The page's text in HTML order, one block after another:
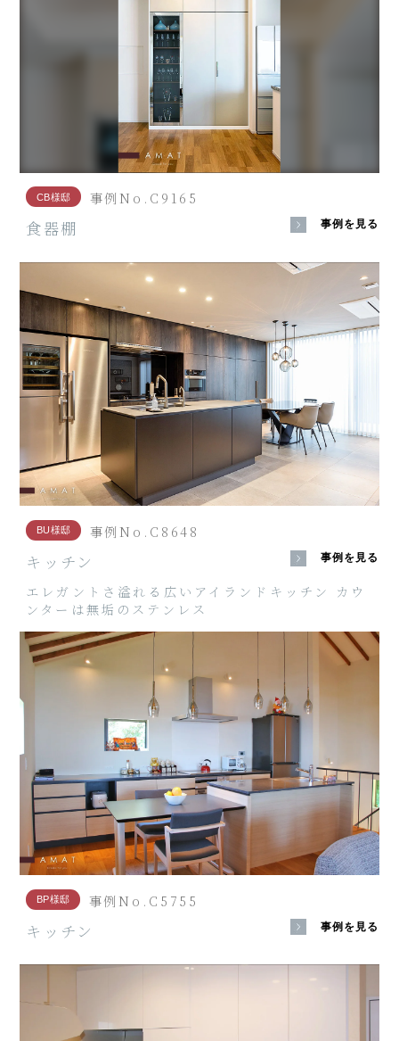
CB様邸 事例No.C9165
食器棚 事例を見る
BU様邸 事例No.C8648
キッチン 事例を見る
エレガントさ溢れる広いアイランドキッチン カウ
ンターは無垢のステンレス
BP様邸 事例No.C5755
キッチン 事例を見る